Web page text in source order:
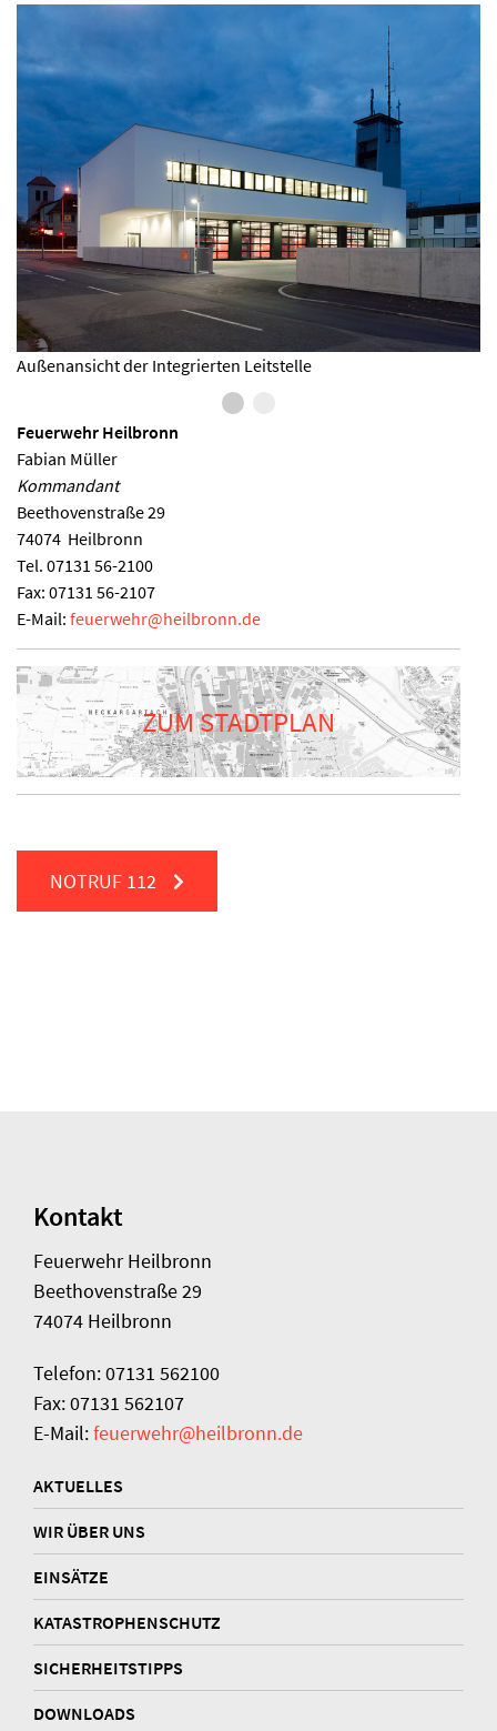
Außenansicht der Integrierten Leitstelle
Feuerwehr Heilbronn
Fabian Müller
Kommandant
Beethovenstraße 29
74074 Heilbronn
Tel. 07131 56-2100
Fax: 07131 56-2107
E-Mail: feuerwehr@heilbronn.de
ZUM STADTPLAN
NOTRUF 112
Kontakt
Feuerwehr Heilbronn
Beethovenstraße 29
74074 Heilbronn
Telefon: 07131 562100
Fax: 07131 562107
E-Mail:feuerwehr@heilbronn.de
AKTUELLES
WIR ÜBER UNS
EINSÄTZE
KATASTROPHENSCHUTZ
SICHERHEITSTIPPS
DOWNLOADS